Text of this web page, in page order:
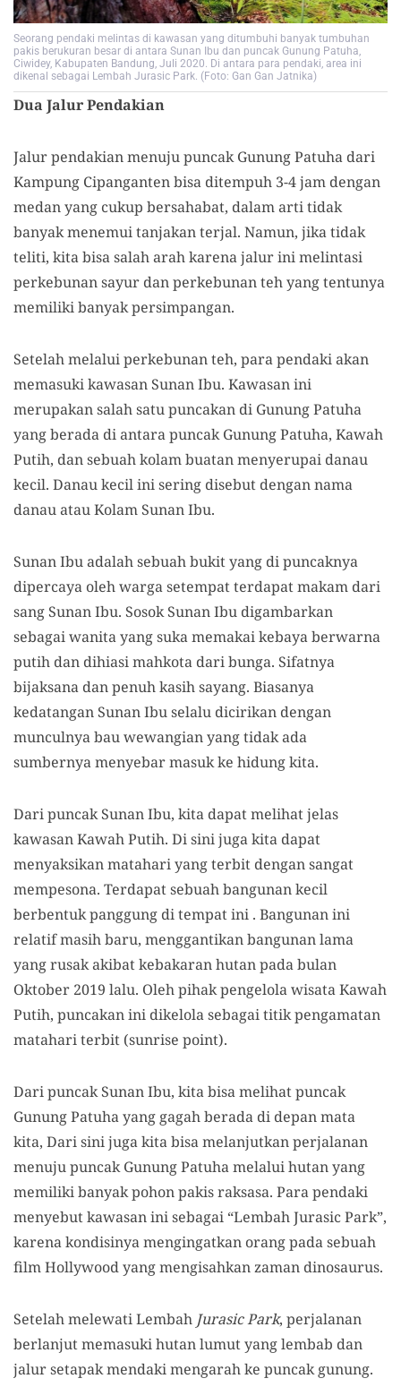
Seorang pendaki melintas di kawasan yang ditumbuhi banyak tumbuhan
pakis berukuran besar di antara Sunan Ibu dan puncak Gunung Patuha,
Ciwidey, Kabupaten Bandung, Juli 2020. Di antara para pendaki, area ini
dikenal sebagai Lembah Jurasic Park. (Foto: Gan Gan Jatnika)
Dua Jalur Pendakian
Jalur pendakian menuju puncak Gunung Patuha dari
Kampung Cipanganten bisa ditempuh 3-4 jam dengan
medan yang cukup bersahabat, dalam arti tidak
banyak menemui tanjakan terjal. Namun, jika tidak
teliti, kitabisasalah arah karenajalur ini melintasi
perkebunan sayur dan perkebunan teh yang tentunya
memilikibanyak persimpangan.
Setelah melalui perkebunan teh, para pendaki akan
memasuki kawasan Sunan Ibu. Kawasan ini
merupakan salah satu puncakan di Gunung Patuha
yang berada di antara puncak Gunung Patuha, Kawah
Putih, dan sebuah kolam buatan menyerupai danau
kecil. Danau kecil ini sering disebut dengan nama
danau atau Kolam Sunan Ibu.
Sunan Ibu adalah sebuah bukit yang di puncaknya
dipercaya oleh warga setempat terdapat makam dari
sang Sunan Ibu. Sosok Sunan Ibu digambarkan
sebagai wanita yang suka memakai kebaya berwarna
putih dan dihiasi mahkota dari bunga. Sifatnya
bijaksana dan penuh kasih sayang. Biasanya
kedatangan Sunan Ibu selalu dicirikan dengan
munculnya bau wewangian yang tidak ada
sumbernya menyebar masuk ke hidung kita.
Dari puncak Sunan Ibu, kita dapat melihat jelas
kawasan Kawah Putih. Di sini juga kita dapat
menyaksikan matahari yang terbit dengan sangat
mempesona. Terdapat sebuah bangunan kecil
berbentuk panggung di tempat ini . Bangunan ini
relatif masih baru, menggantikan bangunan lama
yang rusak akibat kebakaran hutan pada bulan
Oktober 2019 lalu. Oleh pihak pengelola wisata Kawah
Putih, puncakan ini dikelola sebagai titik pengamatan
matahari terbit (sunrise point).
Dari puncak Sunan Ibu, kita bisa melihat puncak
Gunung Patuha yang gagah berada di depan mata
kita, Dari sini juga kita bisa melanjutkan perjalanan
menuju puncak Gunung Patuha melalui hutan yang
memiliki banyak pohon pakis raksasa. Para pendaki
menyebut kawasan ini sebagai “Lembah Jurasic Park”,
karena kondisinya mengingatkan orang pada sebuah
film Hollywood yang mengisahkan zaman dinosaurus.
Setelah melewati Lembah Jurasic Park, perjalanan
berlanjut memasuki hutan lumut yang lembab dan
jalur setapak mendaki mengarah ke puncak gunung.